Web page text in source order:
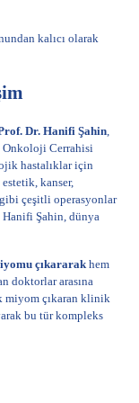
kalıcı olarak
Dr. Hanifi Şahin,
Onkoloji Cerrahisi
hastalıklar için
kanser,
gibi çeşitli operasyonlar
Hanifi Şahin, dünya
çıkararak hem
doktorlar arasına
miyom çıkaran klinik
bu tür kompleks